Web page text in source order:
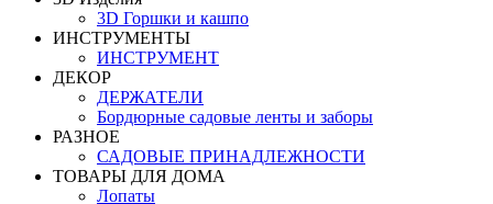
3D Горшки и кашпо
ИНСТРУМЕНТЫ
ИНСТРУМЕНТ
ДЕКОР
ДЕРЖАТЕЛИ
Бордюрные садовые ленты и заборы
РАЗНОЕ
САДОВЫЕ ПРИНАДЛЕЖНОСТИ
ТОВАРЫ ДЛЯ ДОМА
Лопаты